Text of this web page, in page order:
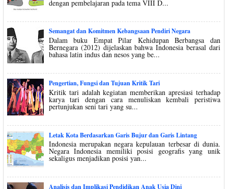
dengan pembelajaran pada tema VIII D...
Semangat dan Komitmen Kebangsaan Pendiri Negara
Dalam buku Empat Pilar Kehidupan Berbangsa dan
Bernegara (2012) dijelaskan bahwa Indonesia berasal dari
bahasa latin indus dan nesos yang be...
Pengertian, Fungsi dan Tujuan Kritik Tari
Kritik tari adalah kegiatan memberikan apresiasi terhadap
karya tari dengan cara menuliskan kembali peristiwa
pertunjukan seni tari yang su...
Letak Kota Berdasarkan Garis Bujur dan Garis Lintang
Indonesia merupakan negara kepulauan terbesar di dunia.
Negara Indonesia memiliki posisi geografis yang unik
sekaligus menjadikan posisi yan...
Analisis dan Implikasi Pendidikan Anak Usia Dini